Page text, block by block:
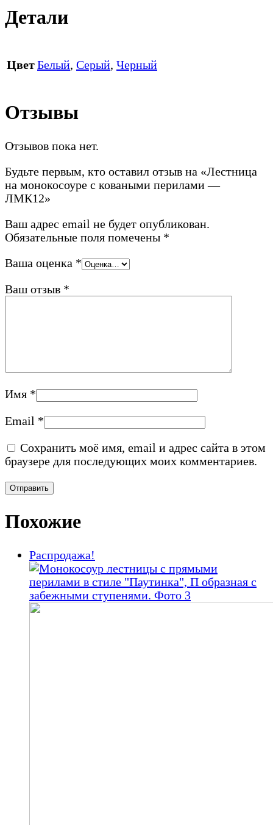
Детали
ЦветБелый, Серый, Черный
Отзывы
Отзывов пока нет.
Будьте первым, кто оставил отзыв на «Лестница
на монокосоуре с коваными перилами —
ЛМК12»
Ваш адрес email не будет опубликован.
Обязательные поля помечены *
Ваша оценка *
Ваш отзыв *
Имя *
Email *
Сохранить моё имя, email и адрес сайта в этом
браузере для последующих моих комментариев.
Похожие
Распродажа!